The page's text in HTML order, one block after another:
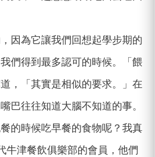
因為它讓我們回想起學步期的
們得到最多認可的時候。「餵
，「其實是相似的要求。」在
巴往往知道大腦不知道的事。
的時候吃早餐的食物呢？我真
牛津餐飲俱樂部的會員，他們